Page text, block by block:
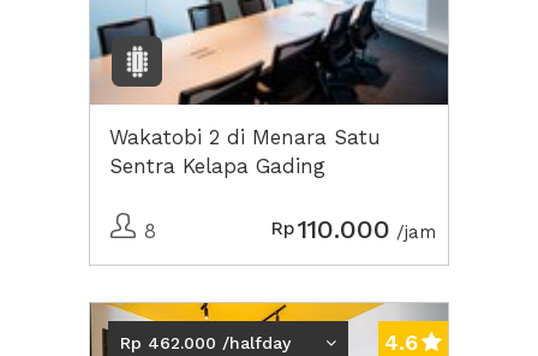
Wakatobi 2 di Menara Satu
Sentra Kelapa Gading
8 Rp110.000 /jam
Previous Next2
Rp 462.000 /halfday 4.6